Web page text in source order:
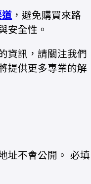
，避免購買來路
安全性。
資訊，請關注我們
提供更多專業的解
址不會公開。 必填